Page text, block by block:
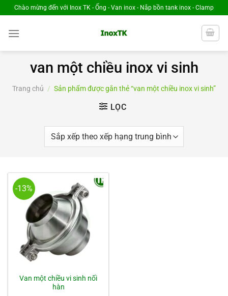
Chuyển
đến
nội
Chào mừng đến với Inox TK - Ống - Van inox - Nắp bồn tank inox - Clamp
van một chiều inox vi sinh
Trang chủ / Sản phẩm được gắn thẻ “van một chiều inox vi sinh”
LỌC
-13%
Van một chiều vi sinh nối
hàn